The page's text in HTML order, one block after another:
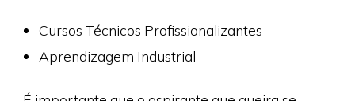
Cursos Técnicos Profissionalizantes
Aprendizagem Industrial